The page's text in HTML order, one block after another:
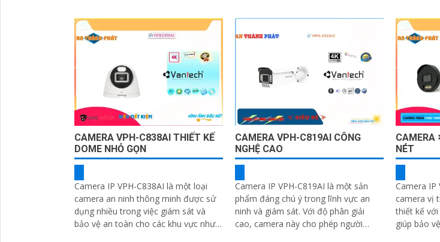
CAMERA VPH-C838AI THIẾT KẾ
DOME NHỎ GỌN
Camera IP VPH-C838AI là một loại
camera an ninh thông minh được sử
dụng nhiều trong việc giám sát và
bảo vệ an toàn cho các khu vực như
CAMERA VPH-C819AI CÔNG
NGHỆ CAO
Camera IP VPH-C819AI là một sản
phẩm đáng chú ý trong lĩnh vực an
ninh và giám sát. Với độ phân giải
cao, camera này cho phép người
CAMERA
NÉT
Camera IP
camera vị
thiết kế
giúp bảo